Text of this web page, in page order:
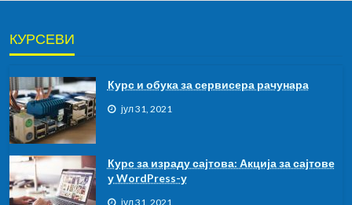
КУРСЕВИ
Курс и обука за сервисера рачунара
јул 31, 2021
Курс за израду сајтова: Акција за сајтове
у WordPress-у
јул 31, 2021